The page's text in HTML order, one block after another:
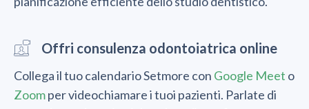
Offri consulenza odontoiatrica online
Collega il tuo calendario Setmore con Google Meet o
Zoomper videochiamare i tuoi pazienti. Parlate di